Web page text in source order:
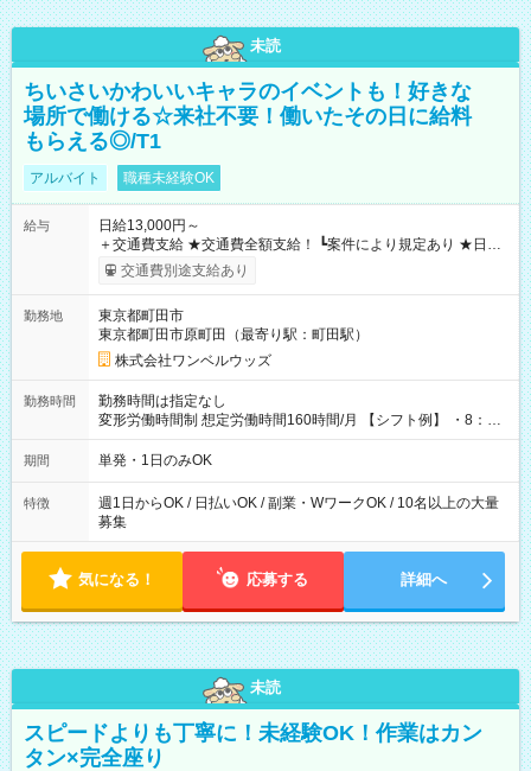
未読
ちいさいかわいいキャラのイベントも！好きな
場所で働ける☆来社不要！働いたその日に給料
もらえる◎/T1
アルバイト 職種未経験OK
給与
日給13,000円～
＋交通費支給 ★交通費全額支給！ ┗案件により規定あり ★日払
いOK！（規定あり） ┗働いたその日に現金GET♪ お仕事後はコ
ンビニATMから 日払い分を引き落とせます！ 【試用期間】試
交通費別途支給あり
勤務地
東京都町田市
東京都町田市原町田（最寄り駅：町田駅）
株式会社ワンベルウッズ
勤務時間
勤務時間は指定なし
変形労働時間制 想定労働時間160時間/月 【シフト例】 ・8：00
～21：00
期間 単発・1日のみOK
特徴
週1日からOK / 日払いOK / 副業・WワークOK / 10名以上の大量
募集
気になる！ 応募する 詳細へ
未読
スピードよりも丁寧に！未経験OK！作業はカン
タン×完全座り